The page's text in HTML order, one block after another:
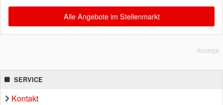
Alle Angebote im Stellenmarkt
Anzeige
SERVICE
Kontakt